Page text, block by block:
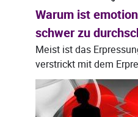
Warum ist
schwer zu
Meist ist das
verstrickt mit dem